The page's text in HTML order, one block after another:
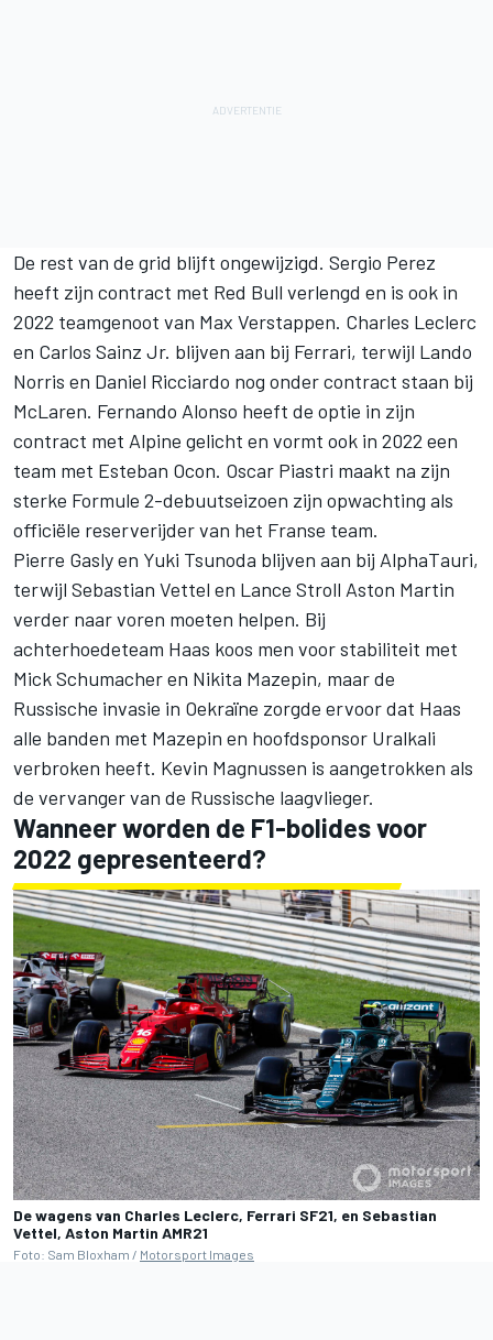
De rest van de grid blijft ongewijzigd. Sergio Perez
heeft zijn contract met Red Bull verlengd en is ook in
2022 teamgenoot van Max Verstappen. Charles Leclerc
en Carlos Sainz Jr. blijven aan bij Ferrari, terwijl Lando
Norris en Daniel Ricciardo nog onder contract staan bij
McLaren. Fernando Alonso heeft de optie in zijn
contract met Alpine gelicht en vormt ook in 2022 een
team met Esteban Ocon. Oscar Piastri maakt na zijn
sterke Formule 2-debuutseizoen zijn opwachting als
officiële reserverijder van het Franse team.
Pierre Gasly en Yuki Tsunoda blijven aan bij AlphaTauri,
terwijl Sebastian Vettel en Lance Stroll Aston Martin
verder naar voren moeten helpen. Bij
achterhoedeteam Haas koos men voor stabiliteit met
Mick Schumacher en Nikita Mazepin, maarde
Russische invasie in Oekraïne zorgde ervoor dat Haas
alle banden met Mazepin en hoofdsponsor Uralkali
verbroken heeft. Kevin Magnussen is aangetrokken als
de vervanger van de Russische laagvlieger.
Wanneer worden de F1-bolides voor
2022 gepresenteerd?
De wagens van Charles Leclerc, Ferrari SF21, en Sebastian
Vettel, Aston Martin AMR21
Foto: Sam Bloxham / Motorsport Images